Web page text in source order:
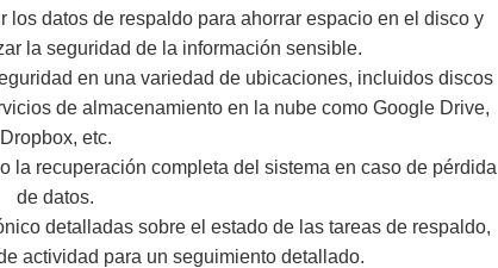
datos de respaldo para ahorrar espacio en el disco y
la seguridad de la información sensible.
en una variedad de ubicaciones, incluidos discos
de almacenamiento en la nube como Google Drive,
Dropbox, etc.
la recuperación completa del sistema en caso de pérdida
de datos.
detalladas sobre el estado de las tareas de respaldo,
actividad para un seguimiento detallado.